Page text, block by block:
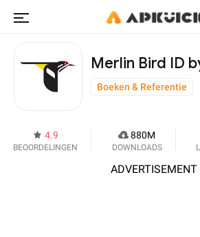
Merlin Bird ID
Boeken & Referentie
4.9
BEOORDELINGEN
880M
DOWNLOADS
ADVERTISEMENT